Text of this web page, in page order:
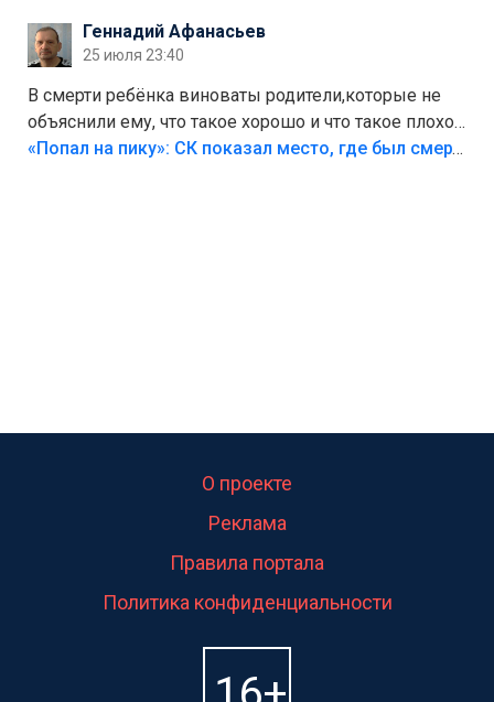
Геннадий Афанасьев
25 июля 23:40
В смерти ребёнка виноваты родители,которые не
объяснили ему, что такое хорошо и что такое плохо!
Лезть через такой забор,верх безумия,есть же
«Попал на пику»: СК показал место, где был смертельно травмирован ребенок в Тольятти
О проекте
Реклама
Правила портала
Политика конфиденциальности